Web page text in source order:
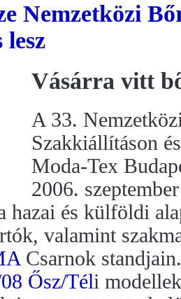
Nemzetközi
Vásárra vitt
A 33.
Szakkiállításon
Moda-Tex
2006.
hazai és külföldi
valamint
Csarnok
Ősz/Téli